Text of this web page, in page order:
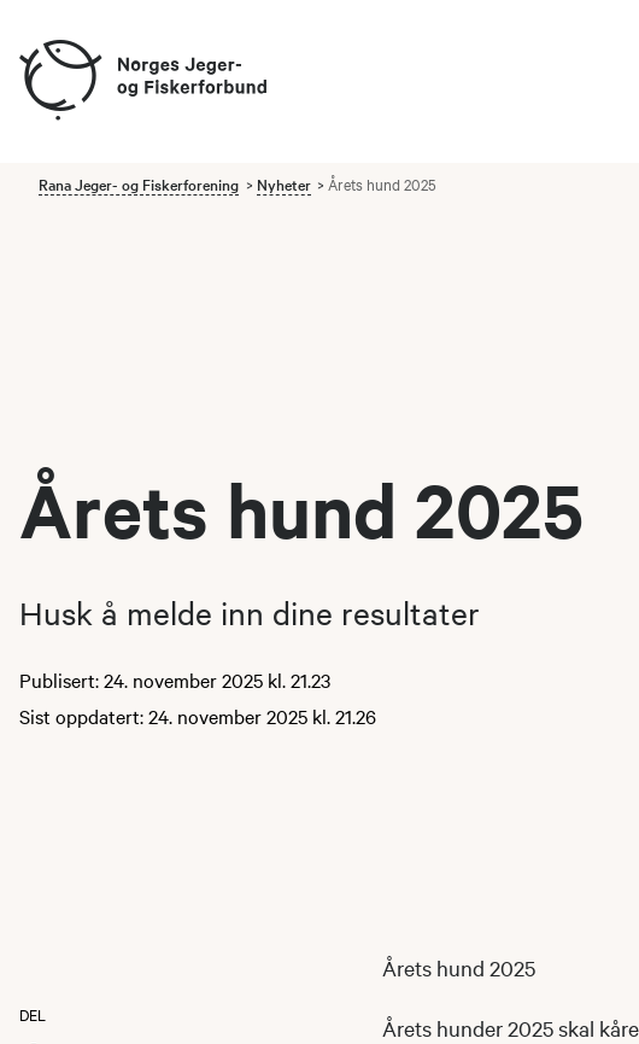
Rana Jeger- og Fiskerforening Nyheter Årets hund 2025
Årets hund 2025
Husk å melde inn dine resultater
Publisert: 24. november 2025 kl. 21.23
Sist oppdatert: 24. november 2025 kl. 21.26
DEL
Årets hund 2025
Årets hunder 2025 skal